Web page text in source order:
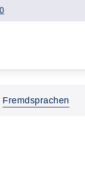
Fremdsprachen